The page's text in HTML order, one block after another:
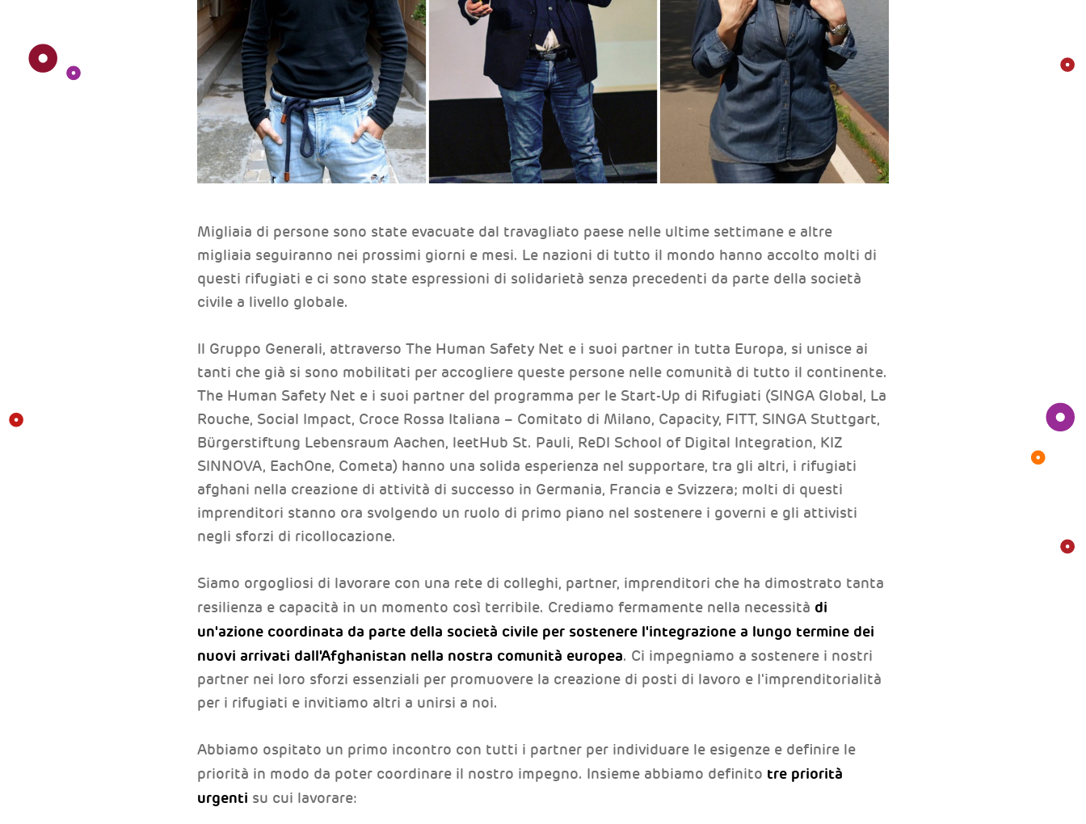
Migliaia di persone sono state evacuate dal travagliato paese nelle ultime settimane e altre
migliaia seguiranno nei prossimi giorni e mesi. Le nazioni di tutto il mondo hanno accolto molti di
questi rifugiati e ci sono state espressioni di solidarietà senza precedenti da parte della società
civile a livello globale.
Il Gruppo Generali, attraverso The Human Safety Net e i suoi partner in tutta Europa, si unisce ai
tanti che già si sono mobilitati per accogliere queste persone nelle comunità di tutto il continente.
The Human Safety Net e i suoi partner del programma per le Start-Up di Rifugiati (SINGA Global, La
Rouche, Social Impact, Croce Rossa Italiana – Comitato di Milano, Capacity, FITT, SINGA Stuttgart,
Bürgerstiftung Lebensraum Aachen, leetHub St. Pauli, ReDI School of Digital Integration, KIZ
SINNOVA, EachOne, Cometa) hanno una solida esperienza nel supportare, tra gli altri, i rifugiati
afghani nella creazione di attività di successo in Germania, Francia e Svizzera; molti di questi
imprenditori stanno ora svolgendo un ruolo di primo piano nel sostenere i governi e gli attivisti
negli sforzi di ricollocazione.
Siamo orgogliosi di lavorare con una rete di colleghi, partner, imprenditori che ha dimostrato tanta
resilienza e capacità in un momento così terribile. Crediamo fermamente nella necessità di
un'azione coordinata da parte della società civile per sostenere l'integrazione a lungo termine dei
nuovi arrivati dall'Afghanistan nella nostra comunità europea. Ci impegniamo a sostenere i nostri
partner nei loro sforzi essenziali per promuovere la creazione di posti di lavoro e l'imprenditorialità
per i rifugiati e invitiamo altri a unirsi a noi.
Abbiamo ospitato un primo incontro con tutti i partner per individuare le esigenze e definire le
priorità in modo da poter coordinare il nostro impegno. Insieme abbiamo definito tre priorità
urgenti su cui lavorare: